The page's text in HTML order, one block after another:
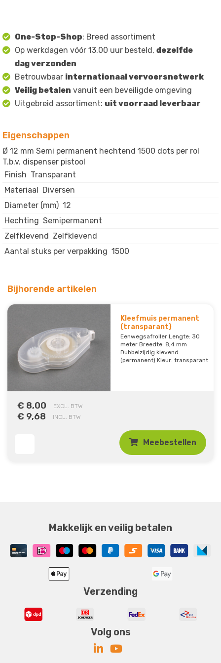
One-Stop-Shop: Breed assortiment
Op werkdagen vóór 13.00 uur besteld, dezelfde
dag verzonden
Betrouwbaar internationaal vervoersnetwerk
Veilig betalen vanuit een beveiligde omgeving
Uitgebreid assortiment: uit voorraad leverbaar
Eigenschappen
Ø 12 mm Semi permanent hechtend 1500 dots per rol
T.b.v. dispenser pistool
Finish Transparant
Materiaal Diversen
Diameter (mm) 12
Hechting Semipermanent
Zelfklevend Zelfklevend
Aantal stuks per verpakking 1500
Bijhorende artikelen
Kleefmuis permanent
(transparant)
Eenwegsafroller Lengte: 30
meter Breedte: 8,4 mm
Dubbelzijdig klevend
(permanent) Kleur: transparant
€ 8,00 EXCL. BTW
€ 9,68 INCL. BTW
Meebestellen
Makkelijk en veilig betalen
Verzending
Volg ons